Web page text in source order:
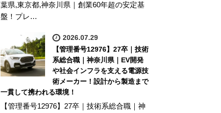
葉県,東京都,神奈川県｜創業60年超の安定基
盤！プレ…
2026.07.29
【管理番号12976】27卒｜技術
系総合職｜神奈川県｜EV開発
や社会インフラを支える電源技
術メーカー！設計から製造まで
一貫して携われる環境！
【管理番号12976】27卒｜技術系総合職｜神